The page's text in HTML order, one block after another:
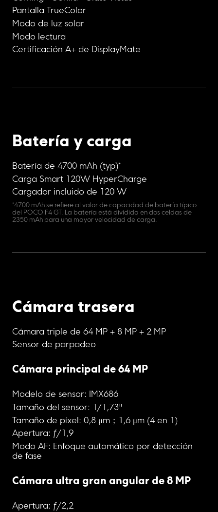
Pantalla TrueColor
Modo de luz solar
Modo lectura
Certificación A+ de DisplayMate
Batería y carga
Batería de 4700 mAh (typ)*
Carga Smart 120W HyperCharge
Cargador incluido de 120 W
*4700 mAh se refiere al valor de capacidad de batería típico
del POCO F4 GT. La batería está dividida en dos celdas de
2350 mAh para una mayor velocidad de carga.
Cámara trasera
Cámara triple de 64 MP + 8 MP + 2 MP
Sensor de parpadeo
Cámara principal de 64 MP
Modelo de sensor: IMX686
Tamaño del sensor: 1/1,73"
Tamaño de píxel: 0,8 μm；1,6 μm (4 en 1)
Apertura: ƒ/1,9
Modo AF: Enfoque automático por detección
de fase
Cámara ultra gran angular de 8 MP
Apertura: ƒ/2,2